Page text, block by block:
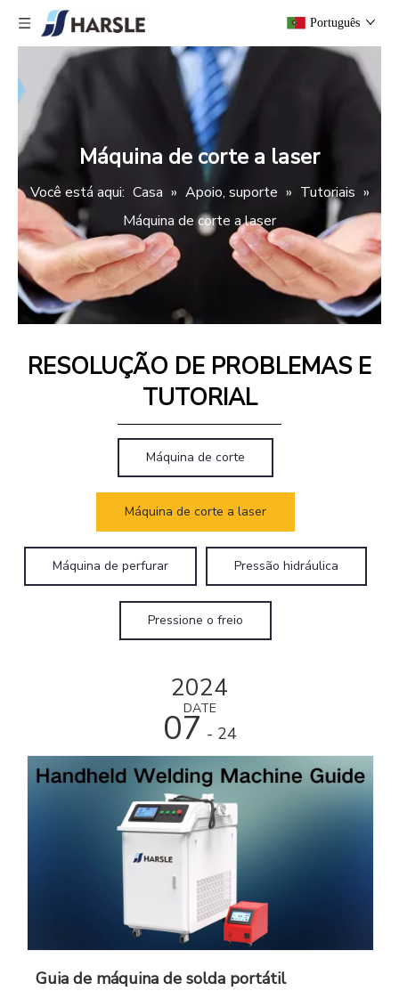
Português
Máquina de corte a laser
Você está aqui: Casa » Apoio, suporte » Tutoriais »
Máquina de corte a laser
RESOLUÇÃO DE PROBLEMAS E
TUTORIAL
Máquina de corte
Máquina de corte a laser
Máquina de perfurar Pressão hidráulica
Pressione o freio
2024
DATE
07 - 24
Guia de máquina de solda portátil